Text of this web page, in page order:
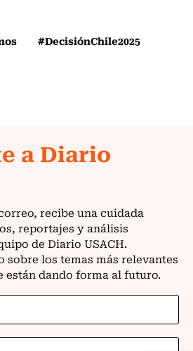
#DecisiónChile2025